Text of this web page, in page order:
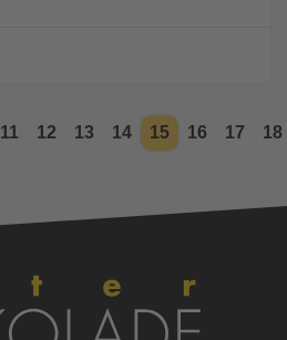
11 12 13 14 15 16 17 18